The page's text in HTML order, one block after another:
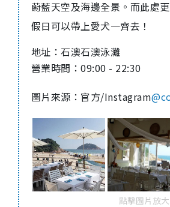
蔚藍天空及海邊全景。而此處
假日可以帶上愛犬一齊去！
地址：石澳石澳泳灘
營業時間：09:00 - 22:30
圖片來源：官方/Instagram
點擊圖片放大